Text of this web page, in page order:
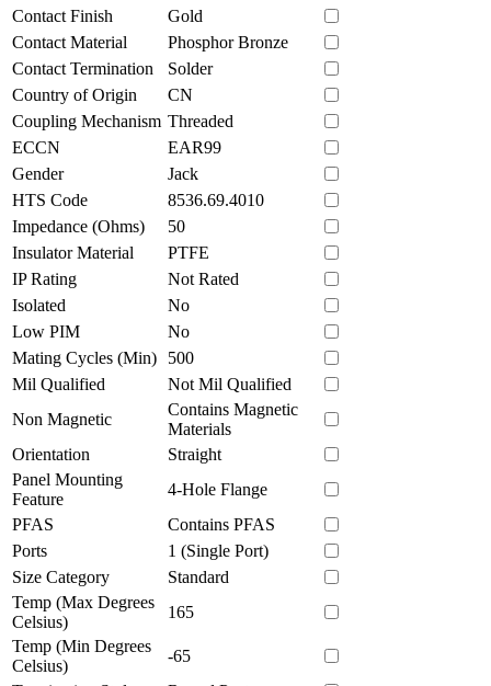
Contact Finish
Gold
Contact Material
Phosphor Bronze
Contact Termination
Solder
Country of Origin
CN
Coupling Mechanism Threaded
ECCN
EAR99
Gender
Jack
HTS Code
8536.69.4010
Impedance (Ohms)
50
Insulator Material
PTFE
IP Rating
Not Rated
Isolated
No
Low PIM
No
Mating Cycles (Min)
500
Mil Qualified
Not Mil Qualified
Non Magnetic
Contains Magnetic
Materials
Orientation
Straight
Panel Mounting
Feature
4-Hole Flange
PFAS
Contains PFAS
Ports
1 (Single Port)
Size Category
Standard
Temp (Max Degrees
Celsius)
165
Temp (Min Degrees
Celsius)
-65